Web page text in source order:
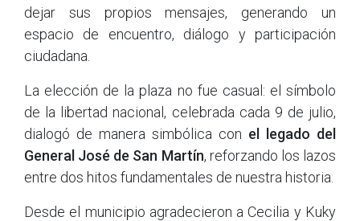
dejar sus propios mensajes, generando un
espacio de encuentro, diálogo y participación
ciudadana.
La elección de la plaza no fue casual: el símbolo
de la libertad nacional, celebrada cada 9 de julio,
dialogó de manera simbólica con el legado del
General José de San Martín, reforzando los lazos
entre dos hitos fundamentales de nuestra historia.
Desde el municipio agradecieron a Cecilia y Kuky